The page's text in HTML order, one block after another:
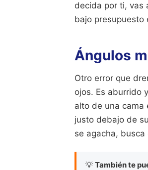
decida por ti, vas
bajo presupuesto
Ángulos
Otro error que
ojos. Es aburrido
alto de una cama
justo debajo de
se agacha,
💡 También te